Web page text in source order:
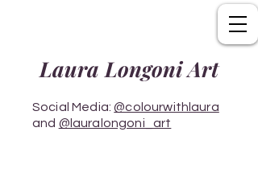
Laura Longoni Art
Social Media:@colourwithlaura
and @lauralongoni_art